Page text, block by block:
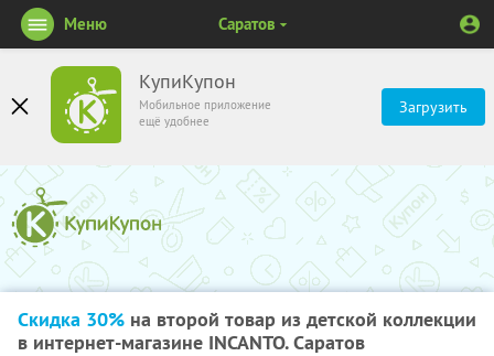
КупиКупон
Мобильное приложение
ещё удобнее
Загрузить
Меню Саратов
Скидка 30% на второй товар из детской коллекции
в интернет-магазине INCANTO. Саратов